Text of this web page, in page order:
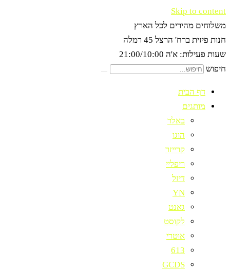
Skip to content
משלוחים מהירים לכל הארץ
חנות פיזית ברח' הרצל 45 רמלה
שעות פעילות: א'ה 21:00/10:00
חיפוש
דף הבית
מותגים
באלר
הוגו
קרייזר
ריפליי
דיזל
YN
גאנט
לקוסט
אוטרי
613
GCDS